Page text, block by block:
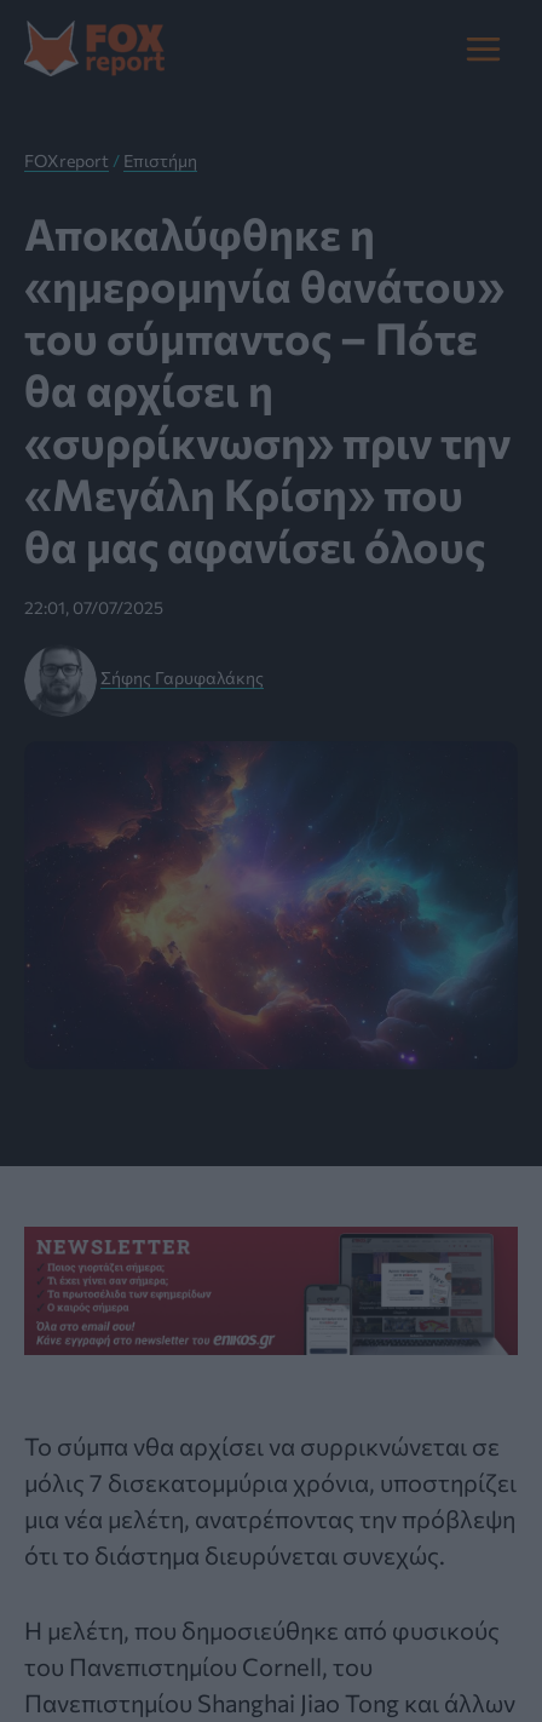
στο
περιεχόμενο
Main
FOXreport / Επιστήμη
Αποκαλύφθηκε η
«ημερομηνία θανάτου»
του σύμπαντος – Πότε
θα αρχίσει η
«συρρίκνωση» πριν την
«Μεγάλη Κρίση» που
θα μας αφανίσει όλους
22:01, 07/07/2025
Σήφης Γαρυφαλάκης
Το σύμπα νθα αρχίσει να συρρικνώνεται σε
μόλις 7 δισεκατομμύρια χρόνια, υποστηρίζει
μια νέα μελέτη, ανατρέποντας την πρόβλεψη
ότι το διάστημα διευρύνεται συνεχώς.
Η μελέτη, που δημοσιεύθηκε από φυσικούς
του Πανεπιστημίου Cornell, του
Πανεπιστημίου Shanghai Jiao Tong και άλλων